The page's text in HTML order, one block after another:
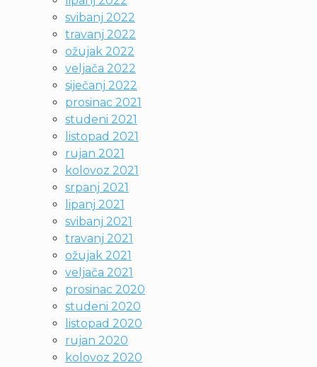
svibanj 2022
travanj 2022
ožujak 2022
veljača 2022
siječanj 2022
prosinac 2021
studeni 2021
listopad 2021
rujan 2021
kolovoz 2021
srpanj 2021
lipanj 2021
svibanj 2021
travanj 2021
ožujak 2021
veljača 2021
prosinac 2020
studeni 2020
listopad 2020
rujan 2020
kolovoz 2020